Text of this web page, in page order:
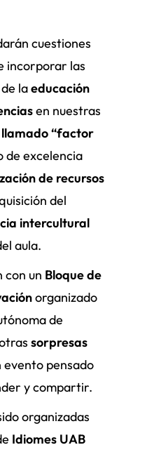
cuestiones
incorporar las
de laeducación
en nuestras
llamado “factor
de excelencia
de recursos
del
intercultural
aula.
con un Bloque de
organizado
de
sorpresas
evento pensado
y compartir.
organizadas
Idiomes UAB